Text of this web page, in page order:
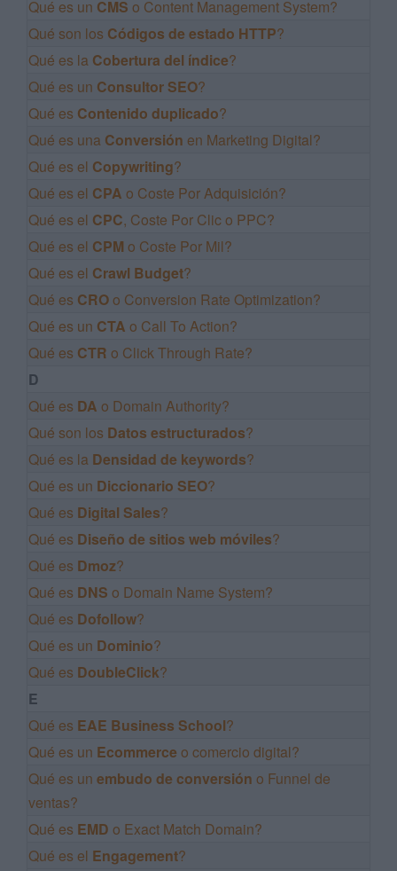
Qué es un CMS o Content Management System?
Qué son los Códigos de estado HTTP?
Qué es la Cobertura del índice?
Qué es un Consultor SEO?
Qué es Contenido duplicado?
Qué es una Conversión en Marketing Digital?
Qué es el Copywriting?
Qué es el CPA o Coste Por Adquisición?
Qué es el CPC, Coste Por Clic o PPC?
Qué es el CPMo Coste Por Mil?
Qué es el Crawl Budget?
Qué es CROo Conversion Rate Optimization?
Qué es un CTA o Call To Action?
Qué es CTR o Click Through Rate?
D
Qué es DA o Domain Authority?
Qué son los Datos estructurados?
Qué es la Densidad de keywords?
Qué es un Diccionario SEO?
Qué es Digital Sales?
Qué es Diseño de sitios web móviles?
Qué es Dmoz?
Qué es DNS o Domain Name System?
Qué es Dofollow?
Qué es un Dominio?
Qué es DoubleClick?
E
Qué es EAE Business School?
Qué es un Ecommerce o comercio digital?
Qué es un embudo de conversión o Funnel de
ventas?
Qué es EMD o Exact Match Domain?
Qué es el Engagement?